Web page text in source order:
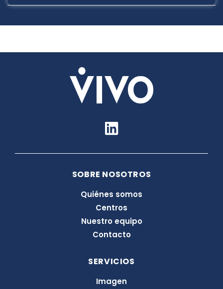
L
i
n
e
d
i
n
SOBRE NOSOTROS
Quiénes somos
Centros
Nuestro equipo
Contacto
SERVICIOS
Imagen